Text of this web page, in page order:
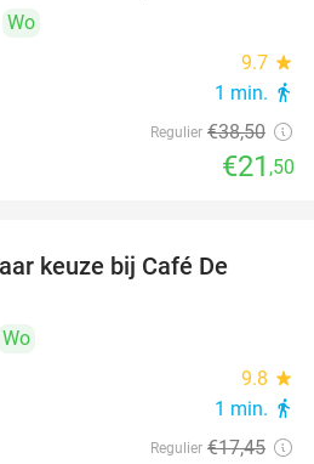
Wo
9.7 star
1 min. directions_walk
Regulier €38,50
€21 ,50
keuze bij Café De
Wo
9.8 star
1 min. directions_walk
Regulier €17,45